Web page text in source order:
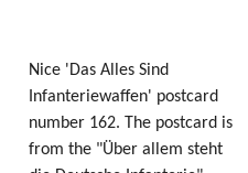
Nice 'Das Alles Sind
Infanteriewaffen' postcard
number 162. The postcard is
from the "Über allem steht